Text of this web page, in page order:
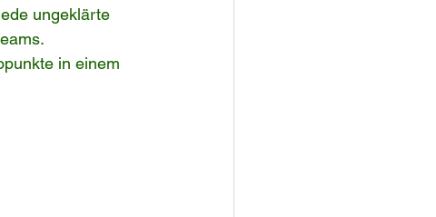
ungeklärte
in einem